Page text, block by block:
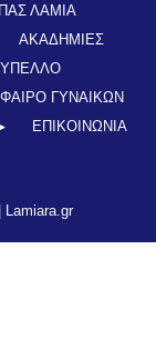
ΠΑΣ ΛΑΜΙΑ
ΑΚΑΔΗΜΙΕΣ
ΓΥΝΑΙΚΩΝ
ΕΠΙΚΟΙΝΩΝΊΑ
Lamiara.gr